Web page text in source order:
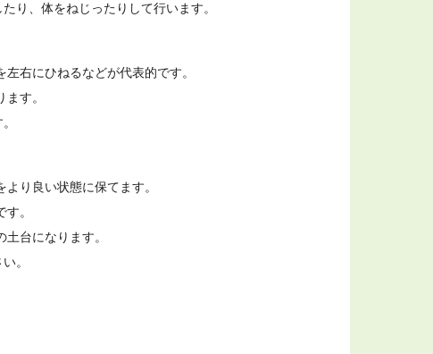
り、体をねじったりして行います。
右にひねるなどが代表的です。
す。
り良い状態に保てます。
。
台になります。
。